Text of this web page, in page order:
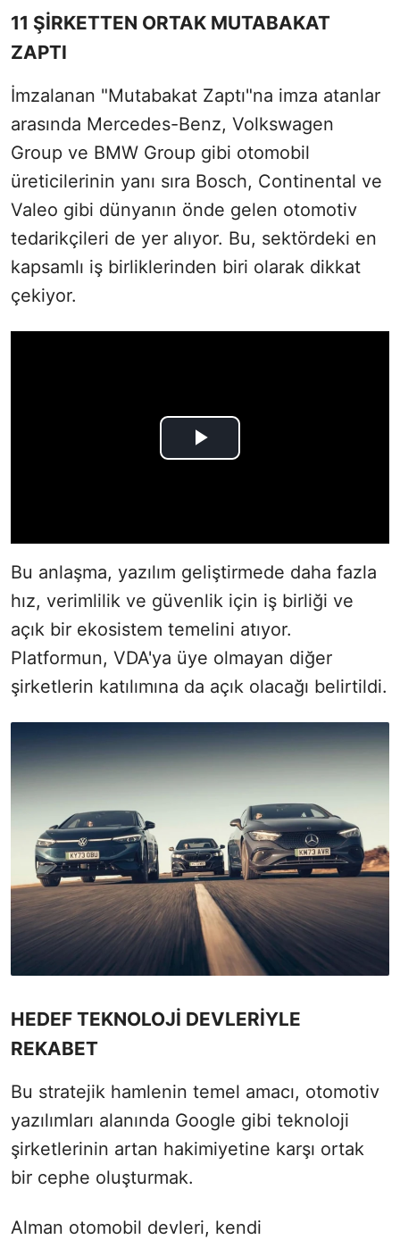
11 ŞİRKETTEN ORTAK MUTABAKAT
ZAPTI
İmzalanan "Mutabakat Zaptı"na imza atanlar
arasında Mercedes-Benz, Volkswagen
Group ve BMW Group gibi otomobil
üreticilerinin yanı sıra Bosch, Continental ve
Valeo gibi dünyanın önde gelen otomotiv
tedarikçileri de yer alıyor. Bu, sektördeki en
kapsamlı iş birliklerinden biri olarak dikkat
çekiyor.
Bu anlaşma, yazılım geliştirmede daha fazla
hız, verimlilik ve güvenlik için iş birliği ve
açık bir ekosistem temelini atıyor.
Platformun, VDA'ya üye olmayan diğer
şirketlerin katılımına da açık olacağı belirtildi.
HEDEF TEKNOLOJİ DEVLERİYLE
REKABET
Bu stratejik hamlenin temel amacı, otomotiv
yazılımları alanında Google gibi teknoloji
şirketlerinin artan hakimiyetine karşı ortak
bir cephe oluşturmak.
Alman otomobil devleri, kendi